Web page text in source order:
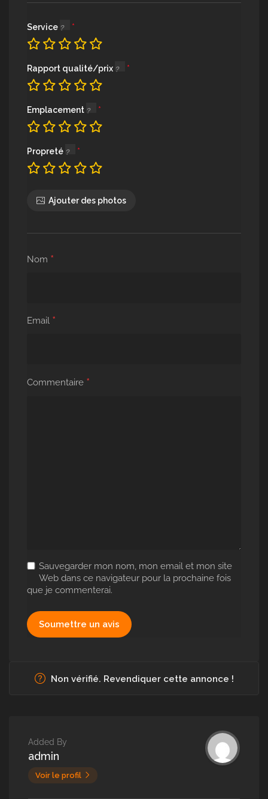
Service
Rapport qualité/prix
Emplacement
Propreté
Ajouter des photos
Nom *
Email *
Commentaire *
Sauvegarder mon nom, mon email et mon site
Web dans ce navigateur pour la prochaine fois
que je commenterai.
Non vérifié. Revendiquer cette annonce !
Added By
admin
Voir le profil